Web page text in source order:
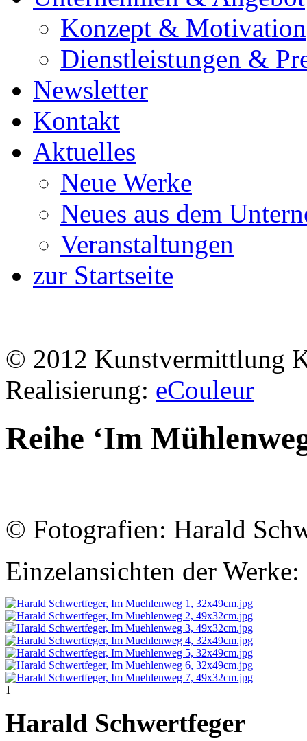
Konzept & Motivation
Dienstleistungen &
Newsletter
Kontakt
Aktuelles
Neue Werke
Neues aus dem
Veranstaltungen
zur Startseite
© 2012 Kunstvermittlung
Realisierung: eCouleur
Reihe ‘Im
© Fotografien: Harald
Einzelansichten der Werke:
1
Harald Schwertfeger